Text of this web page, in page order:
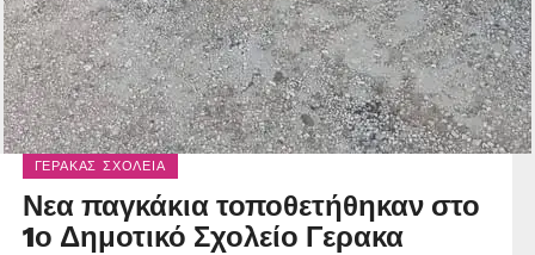
ΓΈΡΑΚΑΣ ΣΧΟΛΕΊΑ
Νεα παγκάκια τοποθετήθηκαν στο
1ο Δημοτικό Σχολείο Γερακα